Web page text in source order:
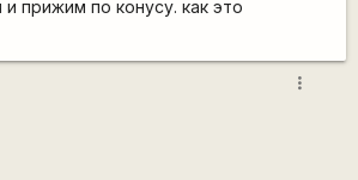
и прижим по конусу. как это
more_vert